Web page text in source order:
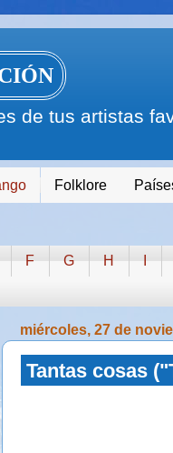
de tus artistas
Folklore
F G H
miércoles, 27 de
Tantas cosas